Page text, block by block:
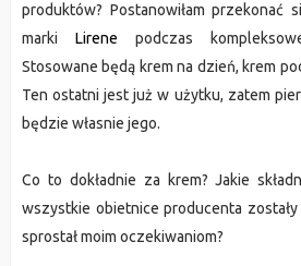
produktów? Postanowiłam przekonać
marki Lirene podczas
Stosowane będą krem na dzień, krem
Ten ostatni jest już w użytku, zatem
będzie własnie jego.
Co to dokładnie za krem? Jakie
wszystkie obietnice producenta
sprostał moim oczekiwaniom?